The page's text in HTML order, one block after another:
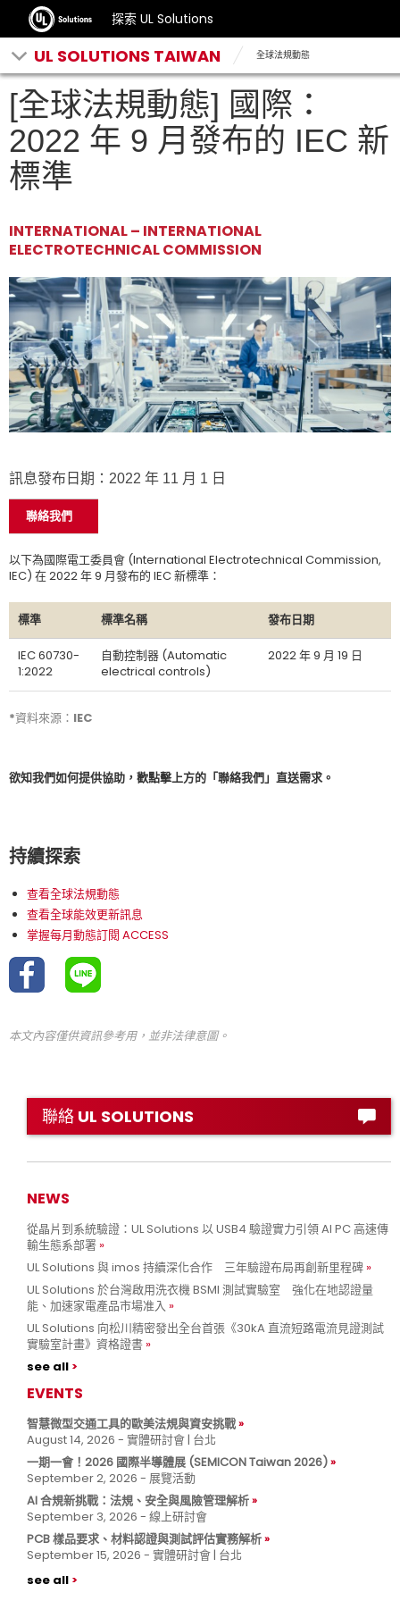
探索 UL Solutions
UL SOLUTIONS TAIWAN 全球法規動態
[全球法規動態] 國際：
2022 年 9 月發布的 IEC 新
標準
INTERNATIONAL – INTERNATIONAL
ELECTROTECHNICAL COMMISSION
訊息發布日期：2022 年 11 月 1 日
聯絡我們
以下為國際電工委員會 (International Electrotechnical Commission,
IEC) 在 2022 年 9 月發布的 IEC 新標準：
標準 標準名稱 發布日期
IEC 60730-
1:2022
自動控制器 (Automatic
electrical controls)
2022 年 9 月 19 日
*資料來源：IEC
欲知我們如何提供協助，歡點擊上方的「聯絡我們」直送需求。
持續探索
查看全球法規動態
查看全球能效更新訊息
掌握每月動態訂閱 ACCESS
本文內容僅供資訊參考用，並非法律意圖。
聯絡 UL SOLUTIONS
NEWS
從晶片到系統驗證：UL Solutions 以 USB4 驗證實力引領 AI PC 高速傳
輸生態系部署
UL Solutions 與 imos 持續深化合作 三年驗證布局再創新里程碑
UL Solutions 於台灣啟用洗衣機 BSMI 測試實驗室 強化在地認證量
能、加速家電產品市場准入
UL Solutions 向松川精密發出全台首張《30kA 直流短路電流見證測試
實驗室計畫》資格證書
see all
EVENTS
智慧微型交通工具的歐美法規與資安挑戰
August 14, 2026 - 實體研討會 | 台北
一期一會！2026 國際半導體展 (SEMICON Taiwan 2026)
September 2, 2026 - 展覽活動
AI 合規新挑戰：法規、安全與風險管理解析
September 3, 2026 - 線上研討會
PCB 樣品要求、材料認證與測試評估實務解析
September 15, 2026 - 實體研討會 | 台北
see all